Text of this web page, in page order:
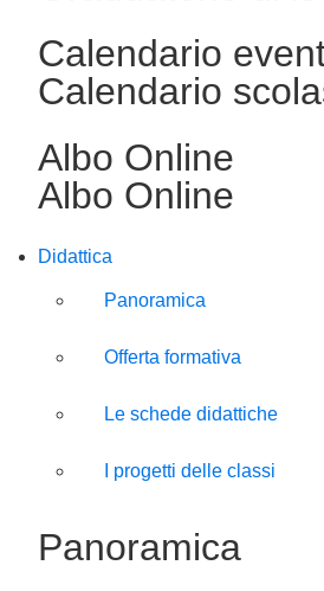
Calendario
Calendario
Albo Online
Albo Online
Didattica
Panoramica
Offerta formativa
Le schede didattiche
I progetti delle classi
Panoramica